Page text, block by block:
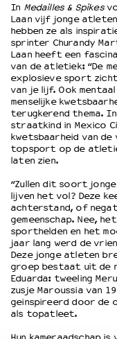
EDUCATIE
Schoolvoorstellingen
Filmprogramma’s
Filmprogramma’s VO/
Speciale
OVER LANTARENVENSTER
Wat we doen
Werken bij
Wie is wie
Word vriend
Historie
Partners
Huisregels
Privacyverklaring
Integriteits- en
Duurzaamheid
Culturele boycot Israël
In Medailles & Spikes
Laan vijf jonge
hebben ze als
sprinter Churandy
Laan heeft een
van de atletiek: “De
explosieve sport
van je lijf. Ook
menselijke
terugkerend thema. In
straatkind in Mexico
kwetsbaarheid van de
topsport op de
laten zien.
“Zullen dit soort
lijven het vol? Deze
achterstand, of
gemeenschap. Nee,
sporthelden en het
jaar lang werd de
Deze jonge atleten
groep bestaat uit de
Eduarda: tweeling
zusje Maroussia van
geinspireerd door de
als topatleet.